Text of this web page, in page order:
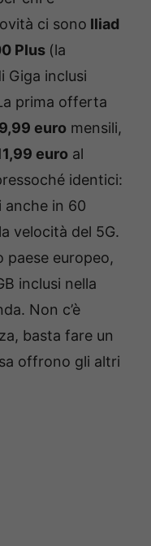
ci sono Iliad
Plus (la
Giga inclusi
prima offerta
9,99 euro mensili,
euro al
identici:
anche in 60
velocità del 5G.
paese europeo,
inclusi nella
Non c’è
basta fare un
offrono gli altri